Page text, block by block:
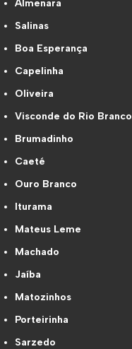
Almenara
Salinas
Boa Esperança
Capelinha
Oliveira
Visconde do Rio Branco
Brumadinho
Caeté
Ouro Branco
Iturama
Mateus Leme
Machado
Jaíba
Matozinhos
Porteirinha
Sarzedo